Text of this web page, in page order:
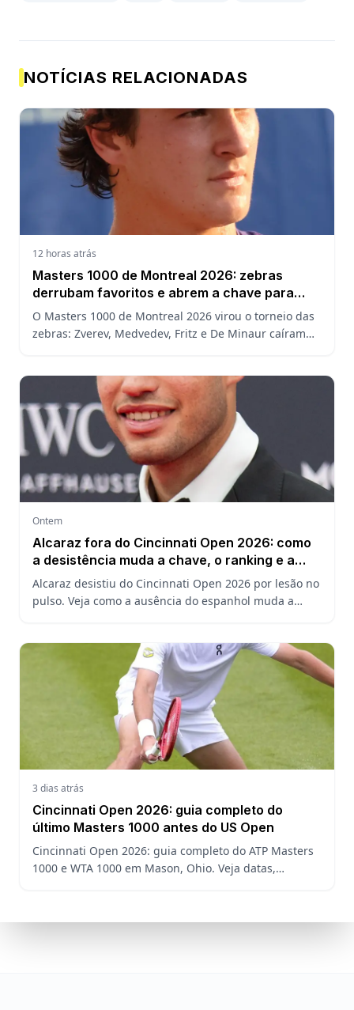
NOTÍCIAS RELACIONADAS
12 horas atrás
Masters 1000 de Montreal 2026: zebras
derrubam favoritos e abrem a chave para
João Fonseca
O Masters 1000 de Montreal 2026 virou o torneio das
zebras: Zverev, Medvedev, Fritz e De Minaur caíram
Ontem
Alcaraz fora do Cincinnati Open 2026: como
a desistência muda a chave, o ranking e a
defesa do US Open
Alcaraz desistiu do Cincinnati Open 2026 por lesão no
pulso. Veja como a ausência do espanhol muda a
3 dias atrás
Cincinnati Open 2026: guia completo do
último Masters 1000 antes do US Open
Cincinnati Open 2026: guia completo do ATP Masters
1000 e WTA 1000 em Mason, Ohio. Veja datas,